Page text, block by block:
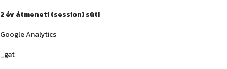
2 év átmeneti (session) süti
Google Analytics
_gat